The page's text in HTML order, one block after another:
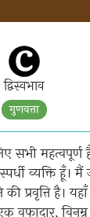
द्विस्वभाव
गुणवत्ता
सभी
व्यक्ति हूँ।
प्रवृत्ति है।
वफादार,